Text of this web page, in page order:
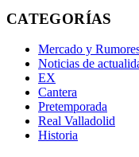
CATEGORÍAS
Mercado y
Noticias de
EX
Cantera
Pretemporada
Real Valladolid
Historia